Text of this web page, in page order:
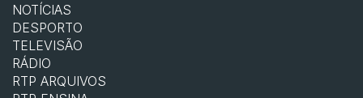
NOTÍCIAS
DESPORTO
TELEVISÃO
RÁDIO
RTP ARQUIVOS